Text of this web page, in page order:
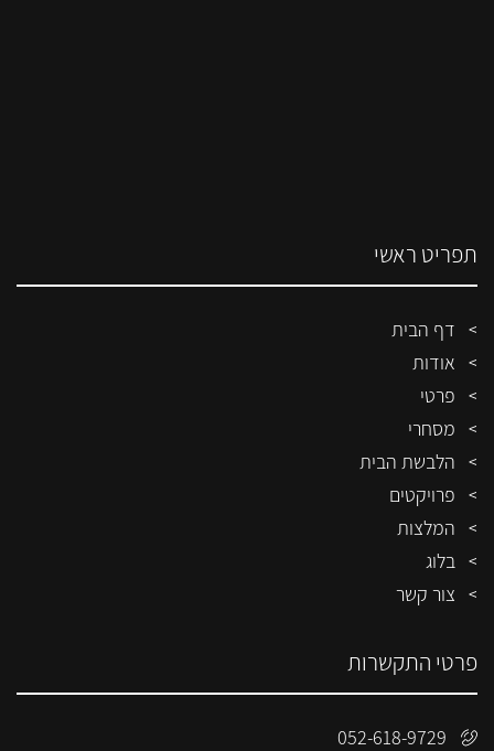
תפריט ראשי
דף הבית
אודות
פרטי
מסחרי
הלבשת הבית
פרויקטים
המלצות
בלוג
צור קשר
פרטי התקשרות
052-618-9729